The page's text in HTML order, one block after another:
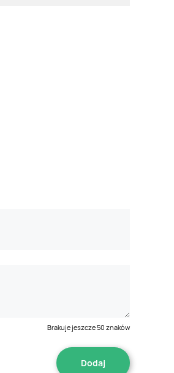
Brakuje jeszcze50 znaków